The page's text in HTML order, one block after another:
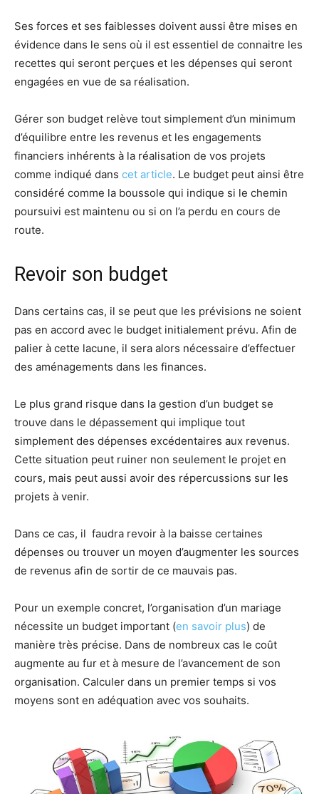
Ses forces et ses faiblesses doivent aussi être mises en
évidence dans le sens où il est essentiel de connaitre les
recettes qui seront perçues et les dépenses qui seront
engagées en vue de sa réalisation.
Gérer son budget relève tout simplement d’un minimum
d’équilibre entre les revenus et les engagements
financiers inhérents à la réalisation de vos projets
comme indiqué dans cet article. Le budget peut ainsi être
considéré comme la boussole qui indique si le chemin
poursuivi est maintenu ou si on l’a perdu en cours de
route.
Revoir son budget
Dans certains cas, il se peut que les prévisions ne soient
pas en accord avec le budget initialement prévu. Afin de
palier à cette lacune, il sera alors nécessaire d’effectuer
des aménagements dans les finances.
Le plus grand risque dans la gestion d’un budget se
trouve dans le dépassement qui implique tout
simplement des dépenses excédentaires aux revenus.
Cette situation peut ruiner non seulement le projet en
cours, mais peut aussi avoir des répercussions sur les
projets à venir.
Dans ce cas, il faudra revoir à la baisse certaines
dépenses ou trouver un moyen d’augmenter les sources
de revenus afin de sortir de ce mauvais pas.
Pour un exemple concret, l’organisation d’un mariage
nécessite un budget important (en savoir plus) de
manière très précise. Dans de nombreux cas le coût
augmente au fur et à mesure de l’avancement de son
organisation. Calculer dans un premier temps si vos
moyens sont en adéquation avec vos souhaits.